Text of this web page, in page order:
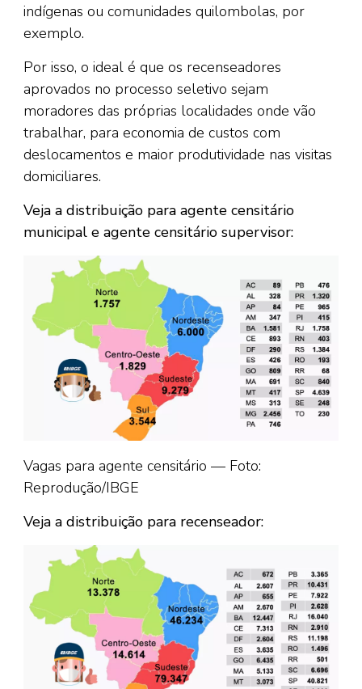
indígenas ou comunidades quilombolas, por
exemplo.
Por isso, o ideal é que os recenseadores
aprovados no processo seletivo sejam
moradores das próprias localidades onde vão
trabalhar, para economia de custos com
deslocamentos e maior produtividade nas visitas
domiciliares.
Veja a distribuição para agente censitário
municipal e agente censitário supervisor:
Vagas para agente censitário — Foto:
Reprodução/IBGE
Veja a distribuição para recenseador: